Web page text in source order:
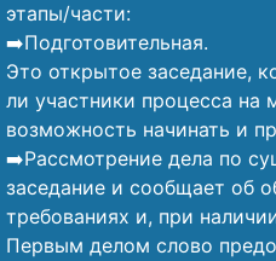
этапы/части:
➡️Подготовительная.
Это открытое заседание,
ли участники процесса на
возможность начинать и
➡️Рассмотрение дела по
заседание и сообщает об
требованиях и, при
Первым делом слово